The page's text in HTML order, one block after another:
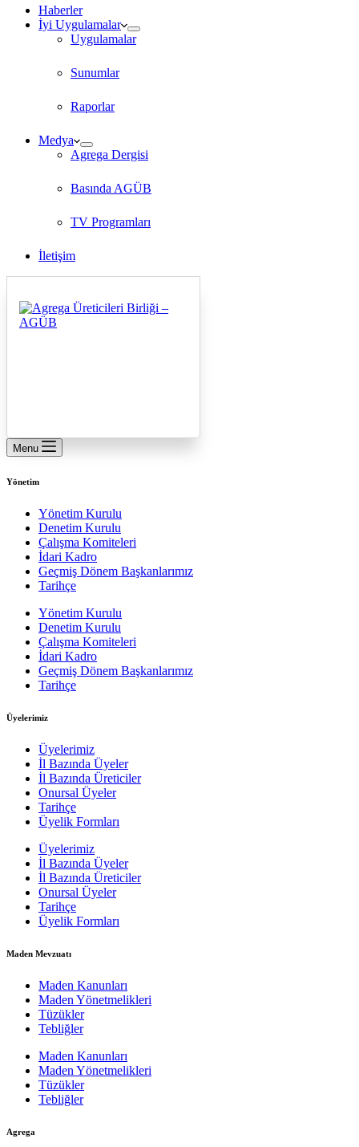
Haberler
İyi Uygulamalar
Uygulamalar
Sunumlar
Raporlar
Medya
Agrega Dergisi
Basında AGÜB
TV Programları
İletişim
Menu
Yönetim
Yönetim Kurulu
Denetim Kurulu
Çalışma Komiteleri
İdari Kadro
Geçmiş Dönem Başkanlarımız
Tarihçe
Yönetim Kurulu
Denetim Kurulu
Çalışma Komiteleri
İdari Kadro
Geçmiş Dönem Başkanlarımız
Tarihçe
Üyelerimiz
Üyelerimiz
İl Bazında Üyeler
İl Bazında Üreticiler
Onursal Üyeler
Tarihçe
Üyelik Formları
Üyelerimiz
İl Bazında Üyeler
İl Bazında Üreticiler
Onursal Üyeler
Tarihçe
Üyelik Formları
Maden Mevzuatı
Maden Kanunları
Maden Yönetmelikleri
Tüzükler
Tebliğler
Maden Kanunları
Maden Yönetmelikleri
Tüzükler
Tebliğler
Agrega